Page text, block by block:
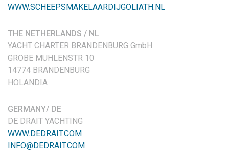
WWW.SCHEEPSMAKELAARDIJGOLIATH.NL
THE NETHERLANDS / NL
YACHT CHARTER BRANDENBURG GmbH
GROBE MUHLENSTR 10
14774 BRANDENBURG
HOLANDIA
GERMANY/ DE
DE DRAIT YACHTING
WWW.DEDRAIT.COM
INFO@DEDRAIT.COM